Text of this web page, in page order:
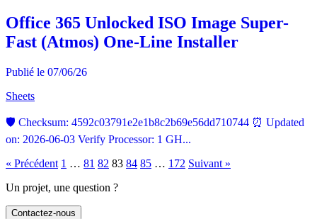
Office 365 Unlocked ISO Image Super-
Fast (Atmos) One-Line Installer
Publié le 07/06/26
Sheets
🛡️ Checksum: 4592c03791e2e1b8c2b69e56dd710744 ⏰ Updated
on: 2026-06-03 Verify Processor: 1 GH...
« Précédent 1 … 81 82 83 84 85 … 172 Suivant »
Un projet, une question ?
Contactez-nous